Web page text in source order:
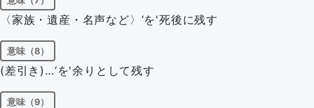
〈家族・遺産・名声など〉‘を'死後に残す
意味（8）
(差引き)…‘を'余りとして残す
意味（9）